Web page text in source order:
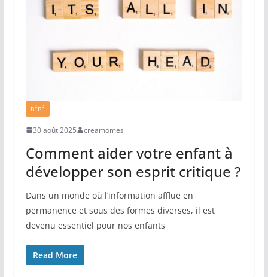
BÉBÉ
30 août 2025 creamomes
Comment aider votre enfant à
développer son esprit critique ?
Dans un monde où l’information afflue en
permanence et sous des formes diverses, il est
devenu essentiel pour nos enfants
Read More